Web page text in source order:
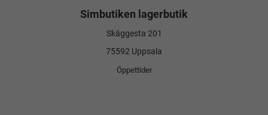
Simbutiken lagerbutik
Skäggesta 201
75592 Uppsala
Öppettider